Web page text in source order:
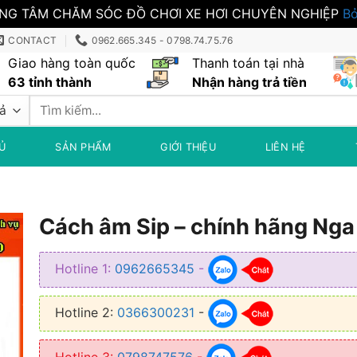
TÂM CHĂM SÓC ĐỒ CHƠI XE HƠI CHUYÊN NGHIỆP
CONTACT 0962.665.345 - 0798.74.75.76
Giao hàng toàn quốc
63 tỉnh thành
Thanh toán tại nhà
Nhận hàng trả tiền
Tìm
SẢN PHẨM GIỚI THIỆU LIÊN HỆ
Cách âm Sip – chính hãng Nga
Hotline 1: 0962665345 -
Hotline 2: 0366300231 -